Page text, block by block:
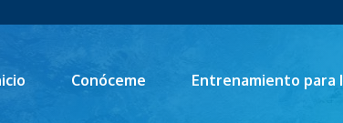
Conóceme Entrenamiento para